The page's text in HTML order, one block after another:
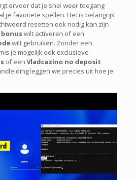
ervoor dat je snel weer toegang
je favoriete spellen. Het is belangrijk
resetten ook nodig kan zijn
wilt activeren of een
wilt gebruiken. Zonder een
je mogelijk ook exclusieve
of een Vladcazino no deposit
leggen we precies uit hoe je